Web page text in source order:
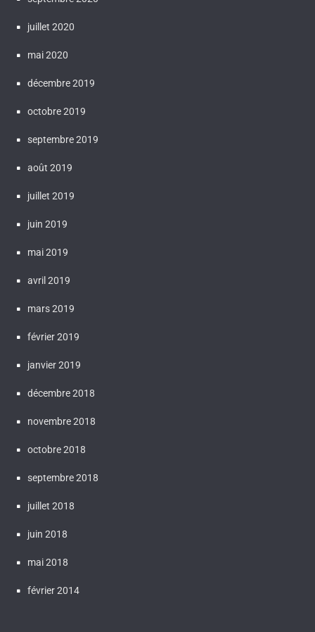
juillet 2020
mai 2020
décembre 2019
octobre 2019
septembre 2019
août 2019
juillet 2019
juin 2019
mai 2019
avril 2019
mars 2019
février 2019
janvier 2019
décembre 2018
novembre 2018
octobre 2018
septembre 2018
juillet 2018
juin 2018
mai 2018
février 2014